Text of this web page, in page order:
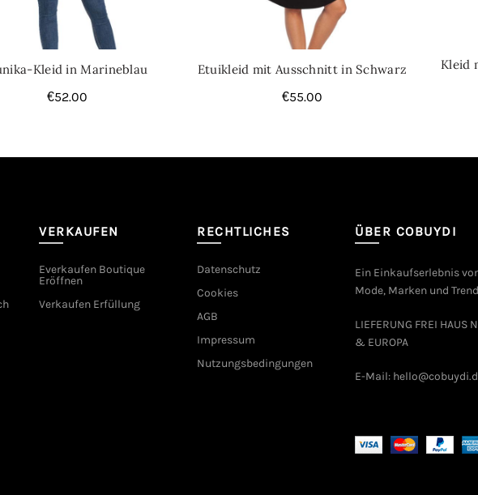
Kleid in Marineblau
€52.00
Etuikleid mit Ausschnitt in Schwarz
€55.00
Kleid
VERKAUFEN
Everkaufen Boutique
Eröffnen
Verkaufen Erfüllung
RECHTLICHES
Datenschutz
Cookies
AGB
Impressum
Nutzungsbedingungen
ÜBER COBUYDI
Ein Einkaufserlebnis
Mode, Marken und
LIEFERUNG FREI HAUS
& EUROPA
E-Mail: